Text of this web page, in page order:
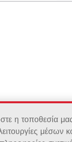
η τοποθεσία μας
μέσων